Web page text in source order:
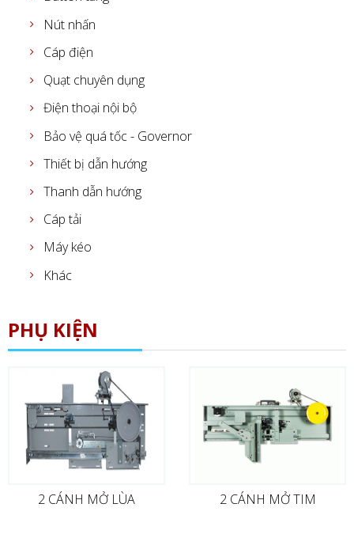
Nút nhấn
Cáp điện
Quạt chuyên dụng
Điện thoại nội bộ
Bảo vệ quá tốc - Governor
Thiết bị dẫn hướng
Thanh dẫn hướng
Cáp tải
Máy kéo
Khác
PHỤ KIỆN
2 CÁNH MỞ LÙA 2 CÁNH MỞ TIM